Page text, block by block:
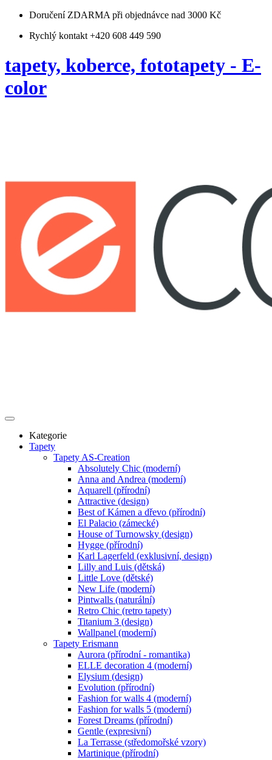
Doručení ZDARMA při objednávce nad 3000 Kč
Rychlý kontakt +420 608 449 590
tapety, koberce, fototapety - E-
color
Kategorie
Tapety
Tapety AS-Creation
Absolutely Chic (moderní)
Anna and Andrea (moderní)
Aquarell (přírodní)
Attractive (design)
Best of Kámen a dřevo (přírodní)
El Palacio (zámecké)
House of Turnowsky (design)
Hygge (přírodní)
Karl Lagerfeld (exklusivní, design)
Lilly and Luis (dětská)
Little Love (dětské)
New Life (moderní)
Pintwalls (naturální)
Retro Chic (retro tapety)
Titanium 3 (design)
Wallpanel (moderní)
Tapety Erismann
Aurora (přírodní - romantika)
ELLE decoration 4 (moderní)
Elysium (design)
Evolution (přírodní)
Fashion for walls 4 (moderní)
Fashion for walls 5 (moderní)
Forest Dreams (přírodní)
Gentle (expresivní)
La Terrasse (středomořské vzory)
Martinique (přírodní)